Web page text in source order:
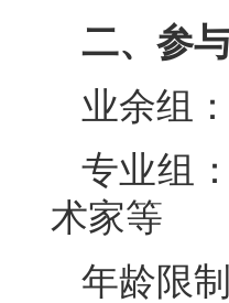
二、参
业余组
专业组
术家等
年龄限